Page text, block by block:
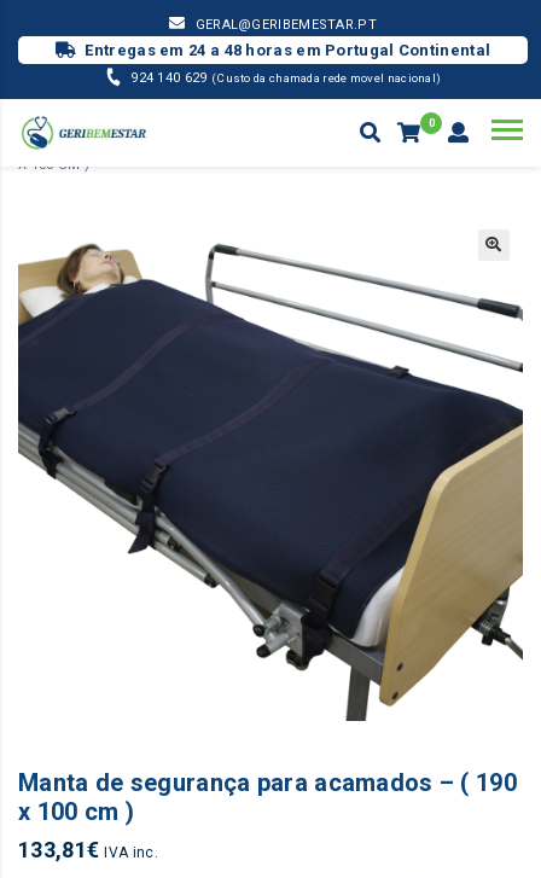
GERAL@GERIBEMESTAR.PT
Entregas em 24 a 48 horas em Portugal Continental
924 140 629 (Custo da chamada rede movel nacional)
0
POSICIONAMENTO
MANTA DE SEGURANÇA PARA ACAMADOS – ( 190
X 100 CM )
Manta de segurança para acamados – ( 190
x 100 cm )
133,81€ IVA inc.